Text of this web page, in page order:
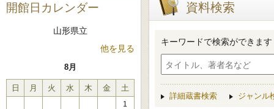
開館日カレンダー
山形県立
他を見る
8月
日 月 火 水 木 金 土
1
資料検索
キーワードで検索ができます
詳細蔵書検索 ジャンル